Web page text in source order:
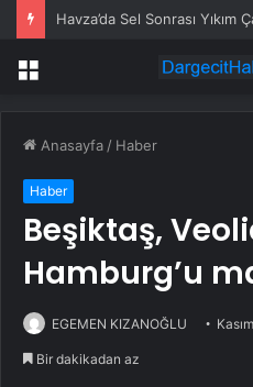
Havza’da Sel Sonrası Yıkım
Menü
Anasayfa / Haber
Haber
Beşiktaş,
Hamburg’u
EGEMEN KIZANOĞLU
Bir dakikadan az